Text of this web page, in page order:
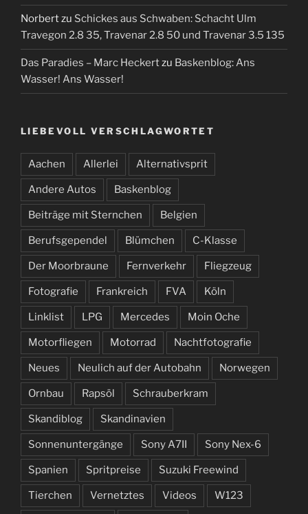
Norbertzu Schickes aus Schwaben: Schacht Ulm
Travegon 2.8 35, Travenar 2.8 50 und Travenar 3.5 135
Das Paradies – Marc Heckertzu Baskenblog: Ans
Wasser! Ans Wasser!
LIEBEVOLL VERSCHLAGWORTET
Aachen Allerlei Alternativsprit
Andere Autos Baskenblog
Beiträge mit Sternchen Belgien
Berufsgependel Blümchen C-Klasse
Der Moorbraune Fernverkehr Fliegzeug
Fotografie Frankreich FVA Köln
Linklist LPG Mercedes Moin Oche
Motorfliegen Motorrad Nachtfotografie
Neues Neulich auf der Autobahn Norwegen
Ornbau Rapsöl Schrauberkram
Skandiblog Skandinavien
Sonnenuntergänge Sony A7II Sony Nex-6
Spanien Spritpreise Suzuki Freewind
Tierchen Vernetztes Videos W123